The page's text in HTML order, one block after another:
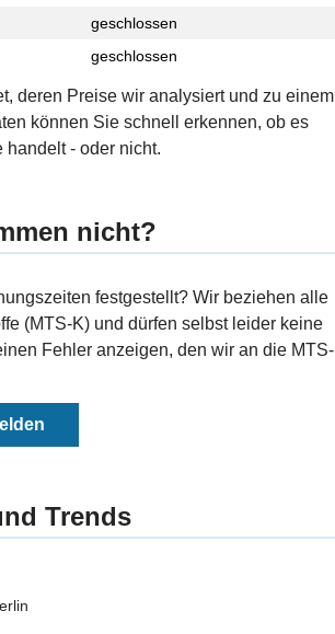
geschlossen
geschlossen
deren Preise wir analysiert und zu einem
können Sie schnell erkennen, ob es
- oder nicht.
nicht?
festgestellt? Wir beziehen alle
(MTS-K) und dürfen selbst leider keine
Fehler anzeigen, den wir an die MTS-
Trends